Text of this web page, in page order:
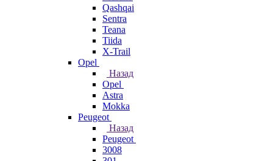
Qashqai
Sentra
Teana
Tiida
X-Trail
Opel
Назад
Opel
Astra
Mokka
Peugeot
Назад
Peugeot
3008